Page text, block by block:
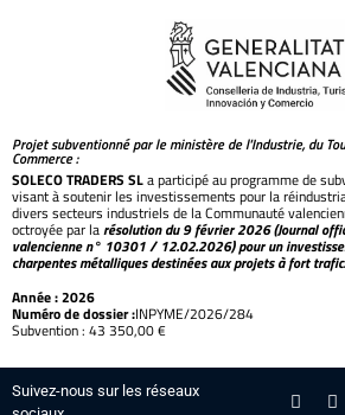
Projet subventionné par le ministère de l'Industrie, du
Commerce :
SOLECO TRADERS SLa participé au programme de
visant à soutenir les investissements pour la
divers secteurs industriels de la Communauté
octroyée par larésolution du 9 février 2026 (Journal
valencienne n° 10301 / 12.02.2026) pour un
charpentes métalliques destinées aux projets à fort trafic.
Année : 2026
Numéro de dossier :INPYME/2026/284
Subvention : 43 350,00 €
Suivez-nous sur les réseaux